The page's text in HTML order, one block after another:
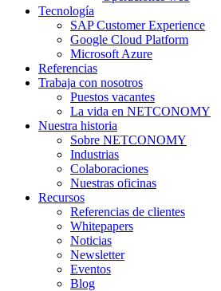
Tecnología
SAP Customer Experience
Google Cloud Platform
Microsoft Azure
Referencias
Trabaja con nosotros
Puestos vacantes
La vida en NETCONOMY
Nuestra historia
Sobre NETCONOMY
Industrias
Colaboraciones
Nuestras oficinas
Recursos
Referencias de clientes
Whitepapers
Noticias
Newsletter
Eventos
Blog